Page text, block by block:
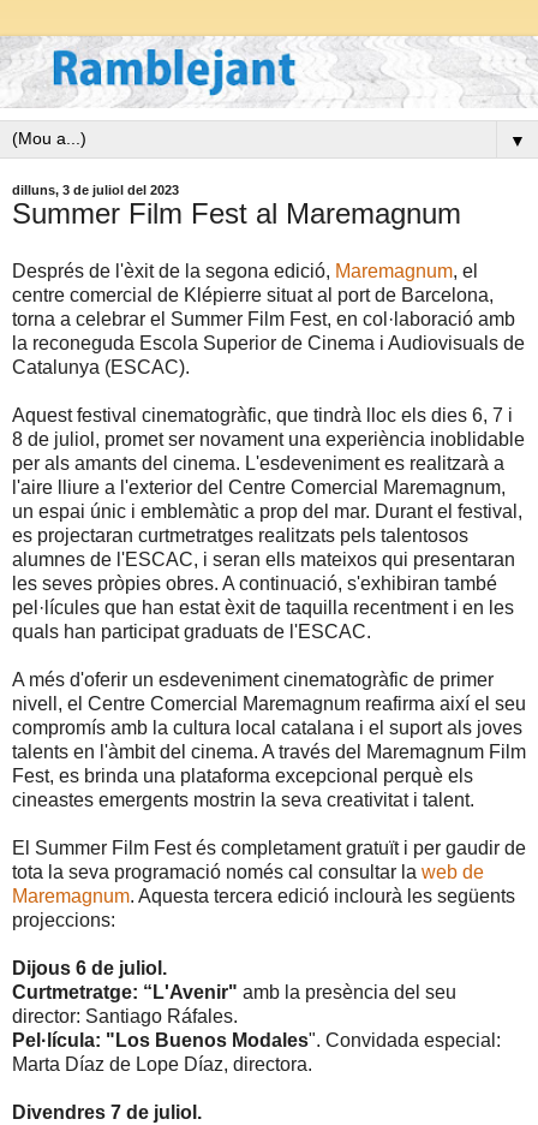
▼
dilluns, 3 de juliol del 2023
Summer Film Fest al Maremagnum
Després de l'èxit de la segona edició, Maremagnum, el
centre comercial de Klépierre situat al port de Barcelona,
torna a celebrar el Summer Film Fest, en col·laboració amb
la reconeguda Escola Superior de Cinema i Audiovisuals de
Catalunya (ESCAC).
Aquest festival cinematogràfic, que tindrà lloc els dies 6, 7 i
8 de juliol, promet ser novament una experiència inoblidable
per als amants del cinema. L'esdeveniment es realitzarà a
l'aire lliure a l'exterior del Centre Comercial Maremagnum,
un espai únic i emblemàtic a prop del mar. Durant el festival,
es projectaran curtmetratges realitzats pels talentosos
alumnes de l'ESCAC, i seran ells mateixos qui presentaran
les seves pròpies obres. A continuació, s'exhibiran també
pel·lícules que han estat èxit de taquilla recentment i en les
quals han participat graduats de l'ESCAC.
A més d'oferir un esdeveniment cinematogràfic de primer
nivell, el Centre Comercial Maremagnum reafirma així el seu
compromís amb la cultura local catalana i el suport als joves
talents en l'àmbit del cinema. A través del Maremagnum Film
Fest, es brinda una plataforma excepcional perquè els
cineastes emergents mostrin la seva creativitat i talent.
El Summer Film Fest és completament gratuït i per gaudir de
tota la seva programació només cal consultar la web de
Maremagnum. Aquesta tercera edició inclourà les següents
projeccions:
Dijous 6 de juliol.
Curtmetratge: “L'Avenir" amb la presència del seu
director: Santiago Ráfales.
Pel·lícula: "Los Buenos Modales". Convidada especial:
Marta Díaz de Lope Díaz, directora.
Divendres 7 de juliol.